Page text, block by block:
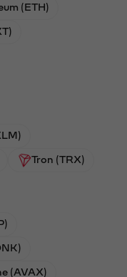
(ETH)
Tron (TRX)
(AVAX)